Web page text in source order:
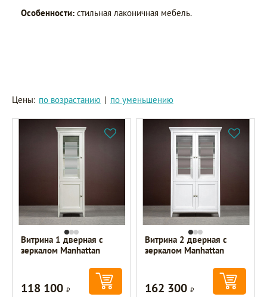
Особенности: стильная лаконичная мебель.
Цены: по возрастанию | по уменьшению
Витрина 1 дверная с
зеркалом Manhattan
118 100Р
Витрина 2 дверная с
зеркалом Manhattan
162 300Р